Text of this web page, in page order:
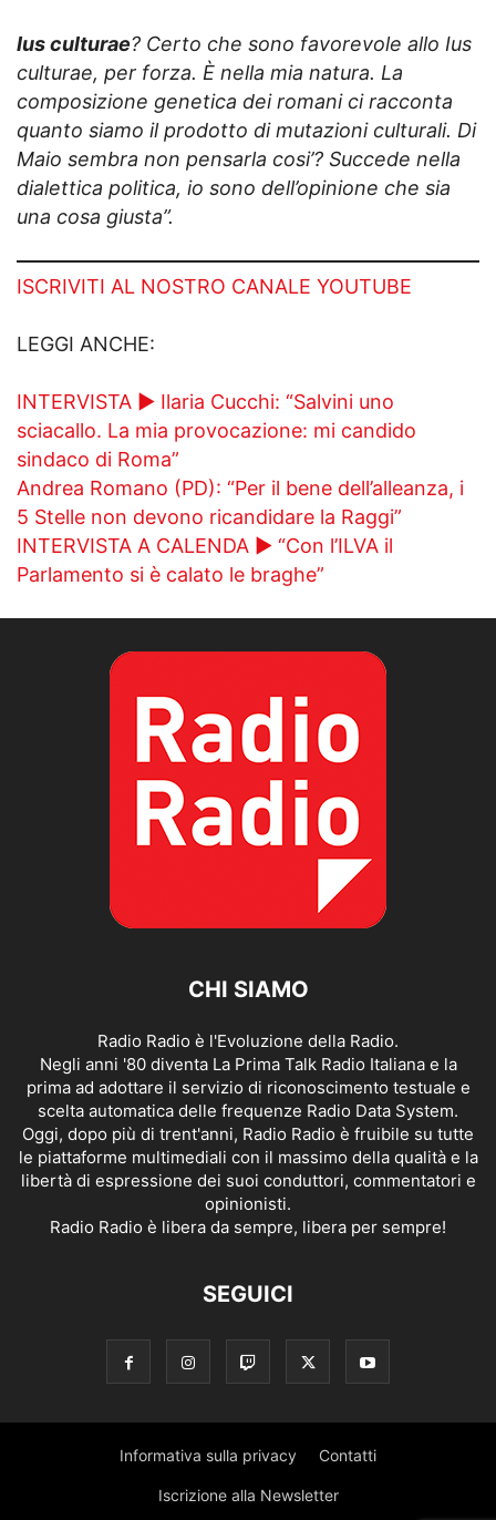
Ius culturae? Certo che sono favorevole allo Ius
culturae, per forza. È nella mia natura. La
composizione genetica dei romani ci racconta
quanto siamo il prodotto di mutazioni culturali. Di
Maio sembra non pensarla cosi’? Succede nella
dialettica politica, io sono dell’opinione che sia
una cosa giusta”.
ISCRIVITI AL NOSTRO CANALE YOUTUBE
LEGGI ANCHE:
INTERVISTA ► Ilaria Cucchi: “Salvini uno
sciacallo. La mia provocazione: mi candido
sindaco di Roma”
Andrea Romano (PD): “Per il bene dell’alleanza, i
5 Stelle non devono ricandidare la Raggi”
INTERVISTA A CALENDA ► “Con l’ILVA il
Parlamento si è calato le braghe”
CHI SIAMO
Radio Radio è l'Evoluzione della Radio.
Negli anni '80 diventa La Prima Talk Radio Italiana e la
prima ad adottare il servizio di riconoscimento testuale e
scelta automatica delle frequenze Radio Data System.
Oggi, dopo più di trent'anni, Radio Radio è fruibile su tutte
le piattaforme multimediali con il massimo della qualità e la
libertà di espressione dei suoi conduttori, commentatori e
opinionisti.
Radio Radio è libera da sempre, libera per sempre!
SEGUICI
Informativa sulla privacy Contatti
Iscrizione alla Newsletter